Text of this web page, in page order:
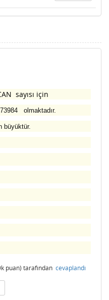
sayısı için
73984 olmaktadır.
büyüktür.
puan) tarafından cevaplandı